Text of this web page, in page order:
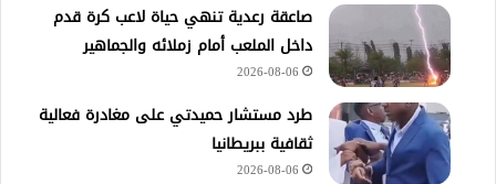
صاعقة رعدية تنهي حياة لاعب كرة قدم
داخل الملعب أمام زملائه والجماهير
2026-08-06
طرد مستشار حميدتي على مغادرة فعالية
ثقافية ببريطانيا
2026-08-06